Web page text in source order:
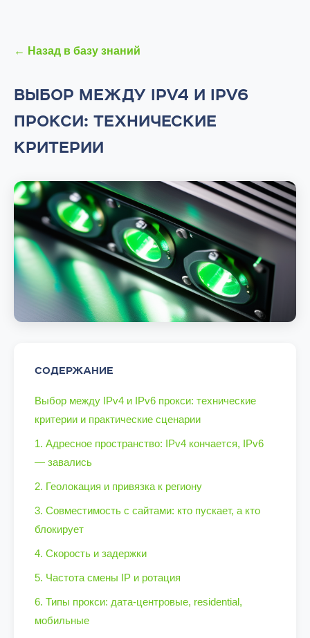
← Назад в базу знаний
ВЫБОР МЕЖДУ IPV4 И IPV6
ПРОКСИ: ТЕХНИЧЕСКИЕ
КРИТЕРИИ
СОДЕРЖАНИЕ
Выбор между IPv4 и IPv6 прокси: технические
критерии и практические сценарии
1. Адресное пространство: IPv4 кончается, IPv6
— завались
2. Геолокация и привязка к региону
3. Совместимость с сайтами: кто пускает, а кто
блокирует
4. Скорость и задержки
5. Частота смены IP и ротация
6. Типы прокси: дата-центровые, residential,
мобильные